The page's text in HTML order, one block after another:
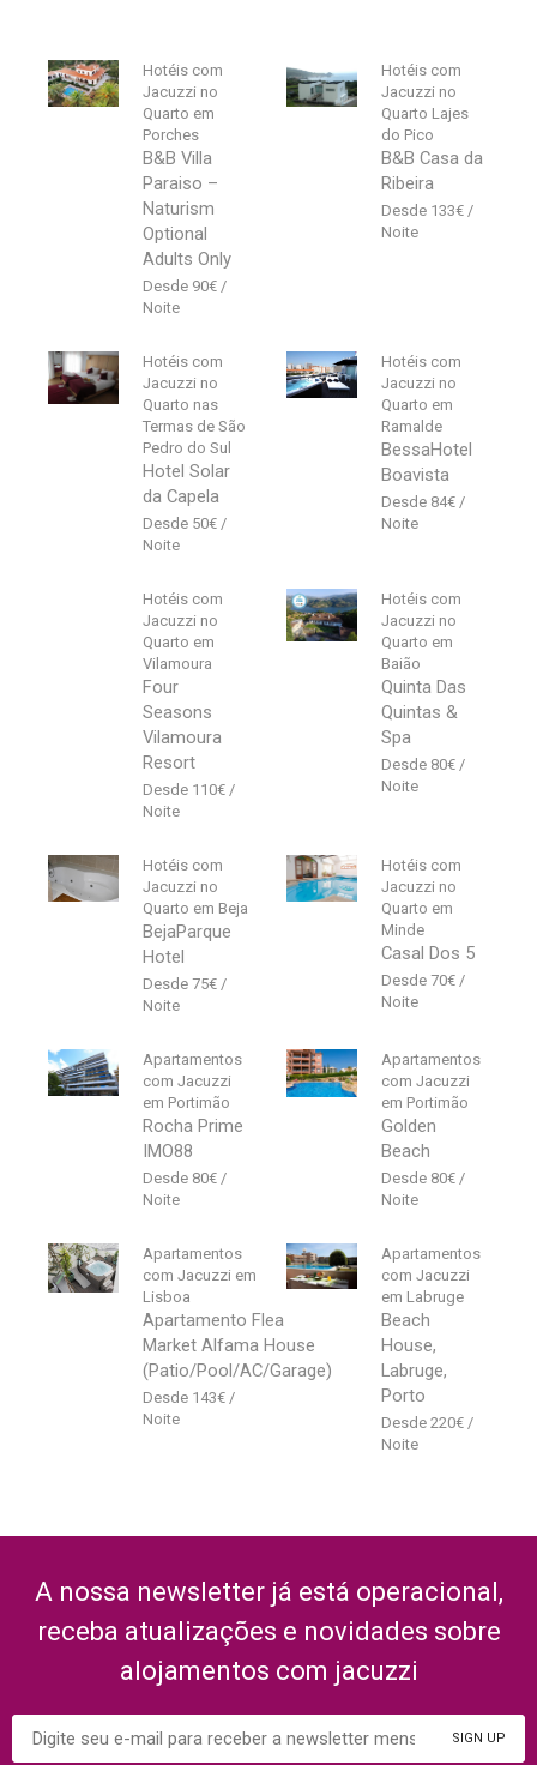
Hotéis com
Jacuzzi no
Quarto em
Porches
B&B Villa
Paraiso –
Naturism
Optional
Adults Only
90€
Hotéis com
Jacuzzi no
Quarto Lajes
do Pico
B&B Casa da
Ribeira
133€
Hotéis com
Jacuzzi no
Quarto nas
Termas de São
Pedro do Sul
Hotel Solar
da Capela
50€
Hotéis com
Jacuzzi no
Quarto em
Ramalde
BessaHotel
Boavista
84€
Hotéis com
Jacuzzi no
Quarto em
Vilamoura
Four
Seasons
Vilamoura
Resort
110€
Hotéis com
Jacuzzi no
Quarto em
Baião
Quinta Das
Quintas &
Spa
80€
Hotéis com
Jacuzzi no
Quarto em Beja
BejaParque
Hotel
75€
Hotéis com
Jacuzzi no
Quarto em
Minde
Casal Dos 5
70€
Apartamentos
com Jacuzzi
em Portimão
Rocha Prime
IMO88
80€
Apartamentos
com Jacuzzi
em Portimão
Golden
Beach
80€
Apartamentos
com Jacuzzi em
Lisboa
Apartamento Flea
Market Alfama House
(Patio/Pool/AC/Garage)
143€
Apartamentos
com Jacuzzi
em Labruge
Beach
House,
Labruge,
Porto
220€
A nossa newsletter já está operacional,
receba atualizações e novidades sobre
alojamentos com jacuzzi